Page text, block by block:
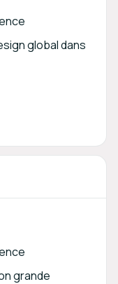
global dans
grande